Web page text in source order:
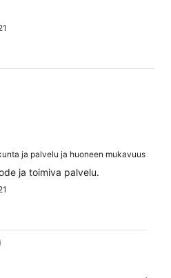
ja palvelu ja huoneen mukavuus
ja toimiva palvelu.